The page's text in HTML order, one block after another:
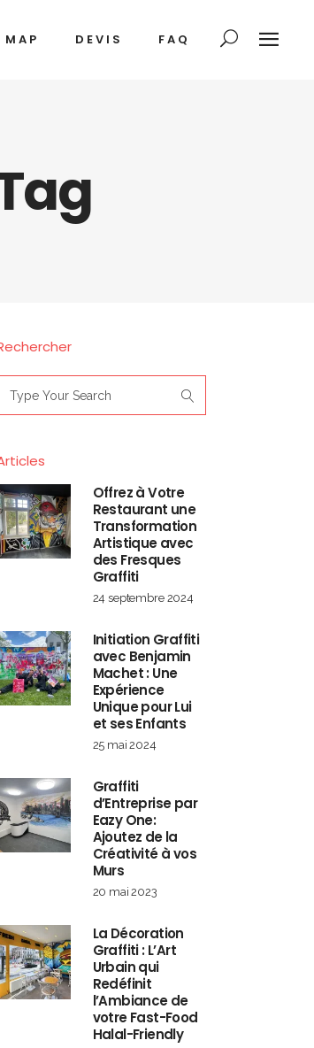
MAP DEVIS FAQ
for:
Offrez à Votre
Restaurant une
Transformation
Artistique avec
des Fresques
Graffiti
24 septembre 2024
Initiation Graffiti
avec Benjamin
Machet : Une
Expérience
Unique pour Lui
et ses Enfants
25 mai 2024
Graffiti
d’Entreprise par
Eazy One:
Ajoutez de la
Créativité à vos
Murs
20 mai 2023
La Décoration
Graffiti : L’Art
Urbain qui
Redéfinit
l’Ambiance de
votre Fast-Food
Halal-Friendly